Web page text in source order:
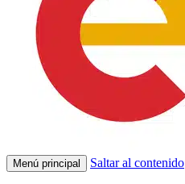
Menú principal Saltar al contenido